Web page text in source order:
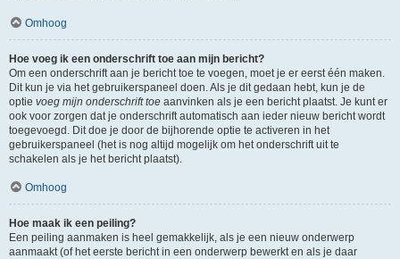
Omhoog
Hoe voeg ik een onderschrift toe aan mijn bericht?
Om een onderschrift aan je bericht toe te voegen, moet je er eerst één maken.
Dit kun je via het gebruikerspaneel doen. Als je dit gedaan hebt, kun je de
optie voeg mijn onderschrift toe aanvinken als je een bericht plaatst. Je kunt er
ook voor zorgen dat je onderschrift automatisch aan ieder nieuw bericht wordt
toegevoegd. Dit doe je door de bijhorende optie te activeren in het
gebruikerspaneel (het is nog altijd mogelijk om het onderschrift uit te
schakelen als je het bericht plaatst).
Omhoog
Hoe maak ik een peiling?
Een peiling aanmaken is heel gemakkelijk, als je een nieuw onderwerp
aanmaakt (of het eerste bericht in een onderwerp bewerkt en als je daar